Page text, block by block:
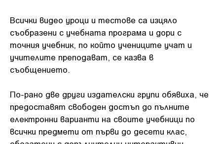
Всички видео уроци и тестове са изцяло
съобразени с учебната програма и дори с
точния учебник, по който учениците учат и
учителите преподават, се казва в
съобщението.
По-рано две други издателски групи обявиха, че
предоставят свободен достъп до пълните
електронни варианти на своите учебници по
всички предмети от първи до десети клас,